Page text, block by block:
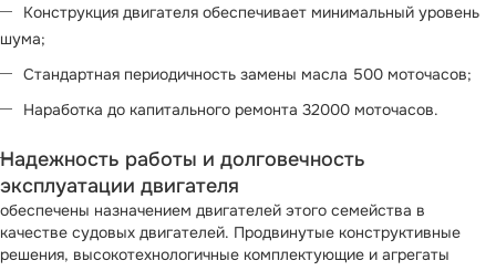
Конструкция двигателя обеспечивает минимальный уровень
шума;
Стандартная периодичность замены масла 500 моточасов;
Наработка до капитального ремонта 32000 моточасов.
Надежность работы и долговечность
эксплуатации двигателя
обеспечены назначением двигателей этого семейства в
качестве судовых двигателей. Продвинутые конструктивные
решения, высокотехнологичные комплектующие и агрегаты